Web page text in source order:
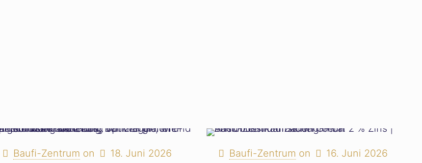
Baufi-Zentrum on 18. Juni 2026 Baufi-Zentrum on 16. Juni 2026